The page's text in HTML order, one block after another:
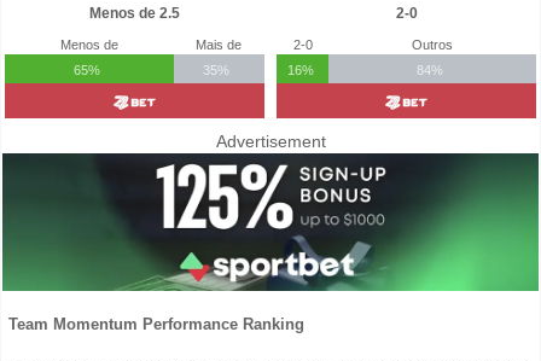
Menos de 2.5
Menos de
65%
Mais de
35%
2-0
2-0
16%
Outros
84%
Advertisement
Team Momentum Performance Ranking